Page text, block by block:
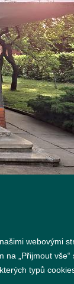
webovými
na „Přijmout
typů